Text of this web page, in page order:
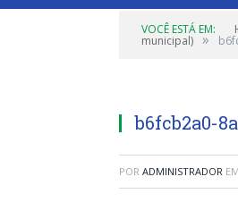
VOCÊ ESTÁ EM:
municipal) »
b6fcb2a0-
POR ADMINISTRADOR EM